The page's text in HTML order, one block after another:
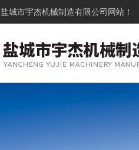
盐城市宇杰机械制造有限公司 网站！